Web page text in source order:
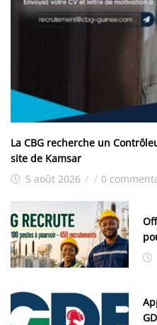
La CBG recherche un
site de Kamsar
5 août 2026 / / 0